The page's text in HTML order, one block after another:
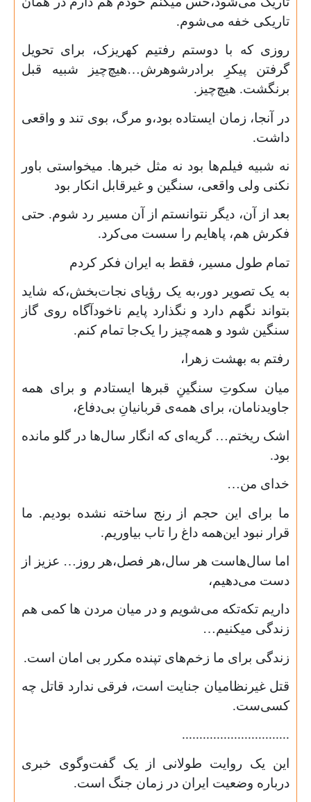
تاریکی خفه می‌شوم.
روزی که با دوستم رفتیم کهریزک، برای تحویل
گرفتن پیکرِ برادرشوهرش…هیچ‌چیز شبیه قبل
برنگشت. هیچ‌چیز.
در آنجا، زمان ایستاده بود،و مرگ، بوی تند و واقعی
داشت.
نه شبیه فیلم‌ها بود نه مثل خبرها. میخواستی باور
نکنی ولی واقعی، سنگین و غیرقابل انکار بود
بعد از آن، دیگر نتوانستم از آن مسیر رد شوم. حتی
فکرش هم، پاهایم را سست می‌کرد.
تمام طول مسیر، فقط به ایران فکر کردم
به یک تصویر دور،به یک رؤیای نجات‌بخش،که شاید
بتواند نگهم دارد و نگذارد پایم ناخودآگاه روی گاز
سنگین شود و همه‌چیز را یک‌جا تمام کنم.
رفتم به بهشت زهرا،
میان سکوتِ سنگینِ قبرها ایستادم و برای همه
جاویدنامان، برای همه‌ی قربانیانِ بی‌دفاع،
اشک ریختم… گریه‌ای که انگار سال‌ها در گلو مانده
بود.
خدای من…
ما برای این حجم از رنج ساخته نشده بودیم. ما
قرار نبود این‌همه داغ را تاب بیاوریم.
اما سال‌هاست هر سال،هر فصل،هر روز… عزیز از
دست می‌دهیم،
داریم تکه‌تکه می‌شویم و در میان مردن ها کمی هم
زندگی میکنیم…
زندگی برای ما زخم‌های تپنده مکرر بی امان است.
قتل غیرنظامیان جنایت است، فرقی ندارد قاتل چه
کسی‌ست.
...............................
این یک روایت طولانی از یک گفت‌وگوی خبری
درباره وضعیت ایران در زمان جنگ است.